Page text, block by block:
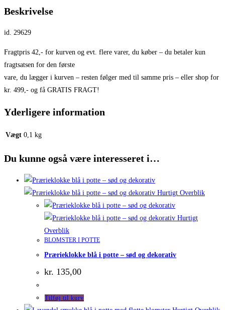
Beskrivelse
id. 29629
Fragtpris 42,- for kurven og evt. flere varer, du køber – du betaler kun
fragtsatsen for den første
vare, du lægger i kurven – resten følger med til samme pris – eller shop for
kr. 499,- og få GRATIS FRAGT!
Yderligere information
Vægt 0,1 kg
Du kunne også være interesseret i…
Hurtigt Overblik
Hurtigt
Overblik
BLOMSTER I POTTE
Prærieklokke blå i potte – sød og dekorativ
kr. 135,00
Tilføj til kurv